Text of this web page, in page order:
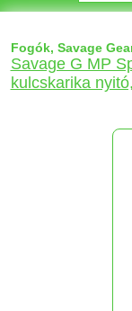
Fogók, Savage
Savage G MP
kulcskarika